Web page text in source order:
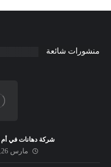
منشورات شائعة
شركة دهانات في أم
مارس 26, 2025